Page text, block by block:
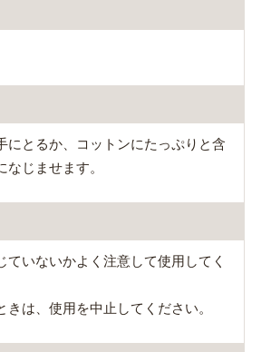
にとるか、コットンにたっぷりと含
なじませます。
ていないかよく注意して使用してく
きは、使用を中止してください。